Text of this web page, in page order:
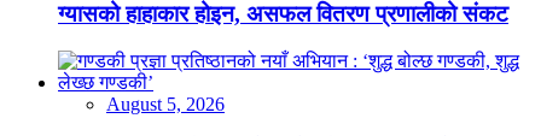
ग्यासको हाहाकार होइन, असफल वितरण प्रणालीको संकट
August 5, 2026